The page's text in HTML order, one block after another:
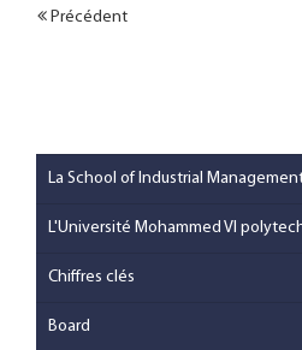
Précédent
La School of Industrial
L'Université Mohammed VI
Chiffres clés
Board